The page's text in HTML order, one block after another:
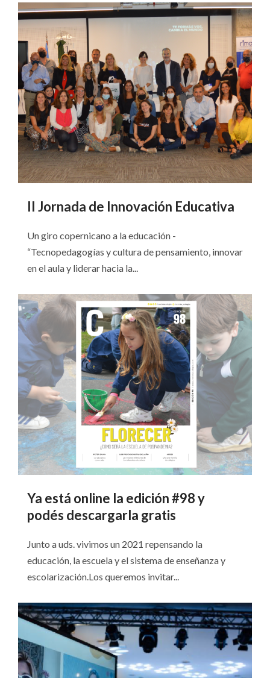
II Jornada de Innovación Educativa
Un giro copernicano a la educación -
“Tecnopedagogías y cultura de pensamiento, innovar
en el aula y liderar hacia la...
Ya está online la edición #98 y
podés descargarla gratis
Junto a uds. vivimos un 2021 repensando la
educación, la escuela y el sistema de enseñanza y
escolarización.Los queremos invitar...